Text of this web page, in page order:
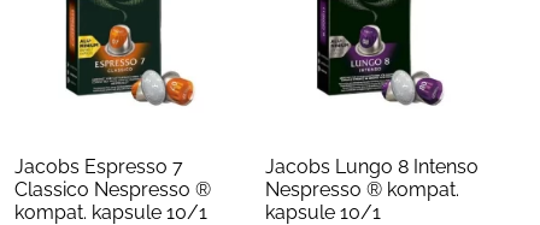
Jacobs Espresso 7
Classico Nespresso ®
kompat. kapsule 10/1
Jacobs Lungo 8 Intenso
Nespresso ® kompat.
kapsule 10/1